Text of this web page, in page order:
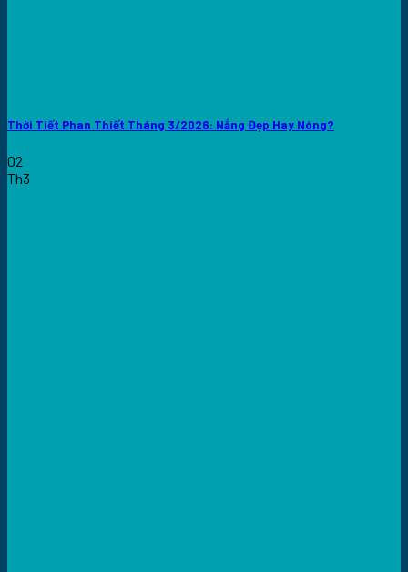
Thời Tiết Phan Thiết Tháng 3/2026: Nắng Đẹp Hay Nóng?
02
Th3